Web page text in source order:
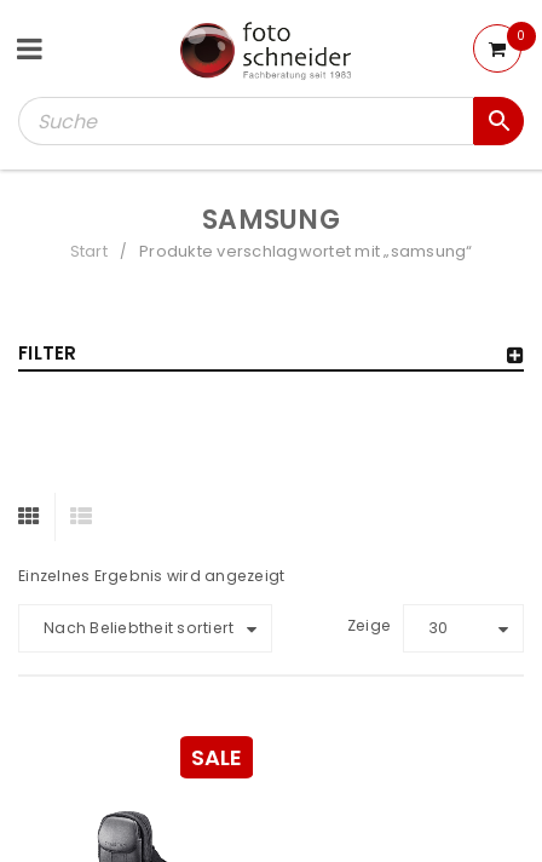
0
SAMSUNG
Start / Produkte verschlagwortet mit „samsung“
FILTER
Einzelnes Ergebnis wird angezeigt
Nach Beliebtheit sortiert Zeige 30
SALE